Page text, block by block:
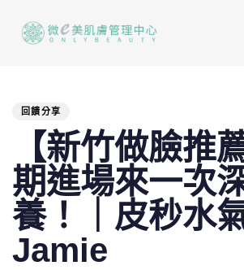
回饋分享
【新竹做臉推
期進場來一次
養！｜皮秒水
Jamie